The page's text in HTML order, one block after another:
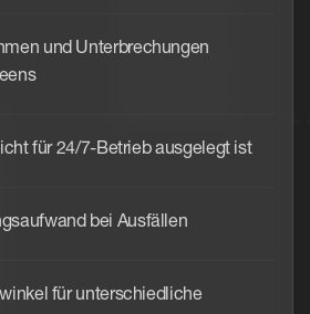
und Unterbrechungen
für 24/7-Betrieb ausgelegt ist
bei Ausfällen
für unterschiedliche